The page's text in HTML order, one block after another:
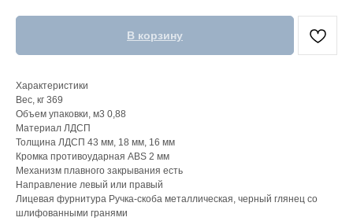
В корзину
Характеристики
Вес, кг 369
Объем упаковки, м3 0,88
Материал ЛДСП
Толщина ЛДСП 43 мм, 18 мм, 16 мм
Кромка противоударная ABS 2 мм
Механизм плавного закрывания есть
Направление левый или правый
Лицевая фурнитура Ручка-скоба металлическая, черный глянец со
шлифованными гранями